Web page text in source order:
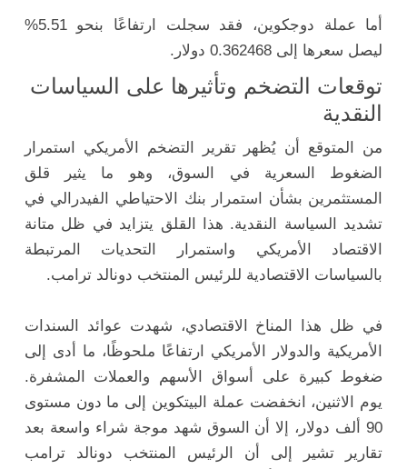
أما عملة دوجكوين، فقد سجلت ارتفاعًا بنحو 5.51%
ليصل سعرها إلى 0.362468 دولار.
توقعات التضخم وتأثيرها على السياسات
النقدية
من المتوقع أن يُظهر تقرير التضخم الأمريكي استمرار
الضغوط السعرية في السوق، وهو ما يثير قلق
المستثمرين بشأن استمرار بنك الاحتياطي الفيدرالي في
تشديد السياسة النقدية. هذا القلق يتزايد في ظل متانة
الاقتصاد الأمريكي واستمرار التحديات المرتبطة
بالسياسات الاقتصادية للرئيس المنتخب دونالد ترامب.
في ظل هذا المناخ الاقتصادي، شهدت عوائد السندات
الأمريكية والدولار الأمريكي ارتفاعًا ملحوظًا، ما أدى إلى
ضغوط كبيرة على أسواق الأسهم والعملات المشفرة.
يوم الاثنين، انخفضت عملة البيتكوين إلى ما دون مستوى
90 ألف دولار، إلا أن السوق شهد موجة شراء واسعة بعد
تقارير تشير إلى أن الرئيس المنتخب دونالد ترامب